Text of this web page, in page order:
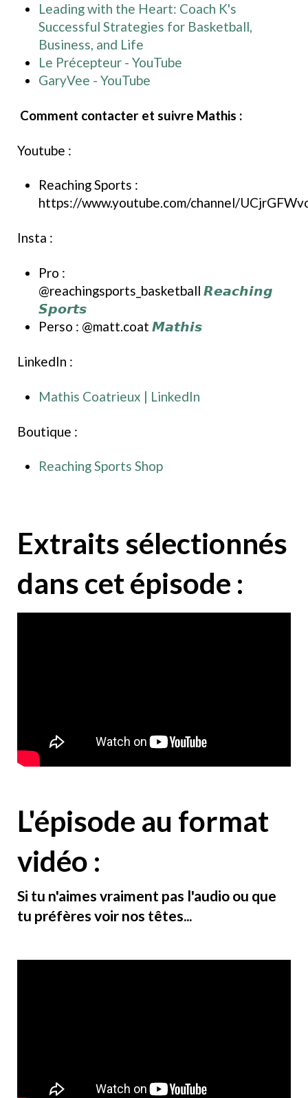
Leading with the Heart: Coach K's
Successful Strategies for Basketball,
Business, and Life
Le Précepteur - YouTube
GaryVee - YouTube
Comment contacter et suivre Mathis :
Youtube :
Reaching Sports :
https://www.youtube.com/channel/
Insta :
Pro :
@reachingsports_basketball 𝙍𝙚𝙖𝙘𝙝𝙞𝙣𝙜
𝙎𝙥𝙤𝙧𝙩𝙨
Perso : @matt.coat 𝙈𝙖𝙩𝙝𝙞𝙨
LinkedIn :
Mathis Coatrieux | LinkedIn
Boutique :
Reaching Sports Shop
Extraits sélectionnés
dans cet épisode :
L'épisode au format
vidéo :
Si tu n'aimes vraiment pas l'audio ou que
tu préfères voir nos têtes...